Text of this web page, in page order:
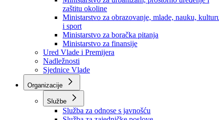
Ministarstvo za socijalnu politiku, zdravstvo,
raseljena lica i izbjeglice
Ministarstvo za urbanizam, prostorno uređenje i
zaštitu okoline
Ministarstvo za obrazovanje, mlade, nauku,
i sport
Ministarstvo za boračka pitanja
Ministarstvo za finansije
Ured Vlade i Premijera
Nadležnosti
Sjednice Vlade
Organizacije